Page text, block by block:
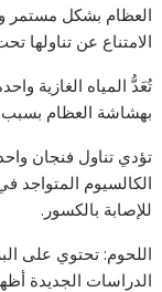
العظام بشكل مستمر
الامتناع عن تناولها
تُعَدُّ المياه الغازية
بهشاشة العظام بسبب
الكالسيوم المتواجد
للإصابة بالكسور.
اللحوم: تحتوي على
الدراسات الجديدة